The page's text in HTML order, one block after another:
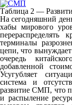
Таблица 2 —
На сегодняшний
хабы мирового
терминалы
цепи, что
очередь
добавленной
Усугубляет
система и
развитие СМП, что
и распыление